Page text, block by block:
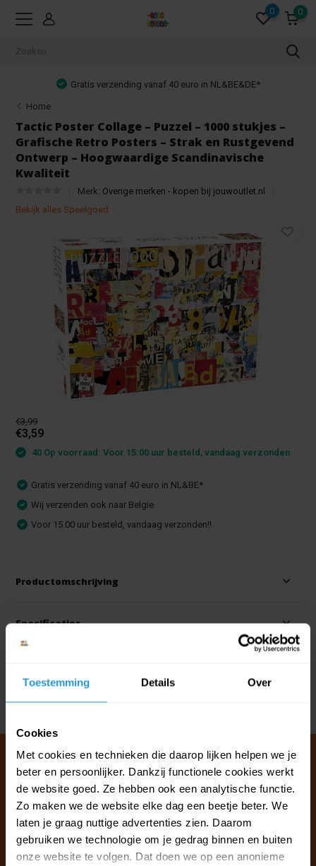
Toestemming Details Over
Cookies
Met cookies en technieken die daarop lijken helpen we je
beter en persoonlijker. Dankzij functionele cookies werkt
de website goed. Ze hebben ook een analytische functie.
Zo maken we de website elke dag een beetje beter. We
laten je graag nuttige advertenties zien. Daarom
gebruiken we technologie om je gedrag binnen en buiten
onze website te volgen. Dat doen we op een anonieme
0 0
Gratis verzending vanaf 40 euro in NL&BE&DE*
Home
Tactic Poster Collage – Puzzel – 1000 stukjes –
Grafische Retro Posters – Strak en Rustgevend
Ontwerp – Hoogwaardige Scandinavische
Kwaliteit
Merk: Overige merken - kopen bij jouwoutlet.nl
Bekijk alles Speelgoed
€3,99
€3,59
40 Op voorraad: Voor 15:00 uur besteld, vandaag verzonden
Gratis verzending vanaf 40 euro in NL&BE*
Wij verzenden ook naar Belgie
Voor 15.00 uur besteld, vandaag verzonden!!
Productomschrijving
Specificaties
Delen
Klantenservice & FAQ
Ma t/m vr van 09:30 - 16:00 telefonisch